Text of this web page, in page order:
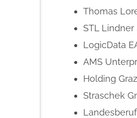
Thomas
STL
LogicData
AMS
Holding
Straschek